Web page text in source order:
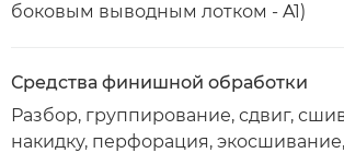
боковым выводным лотком - A1)
Средства финишной обработки
Разбор, группирование, сдвиг,
накидку, перфорация,